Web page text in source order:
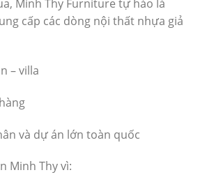
Minh Thy Furniture tự hào là
cấp các dòng nội thất nhựa giả
– villa
và dự án lớn toàn quốc
Minh Thy vì: